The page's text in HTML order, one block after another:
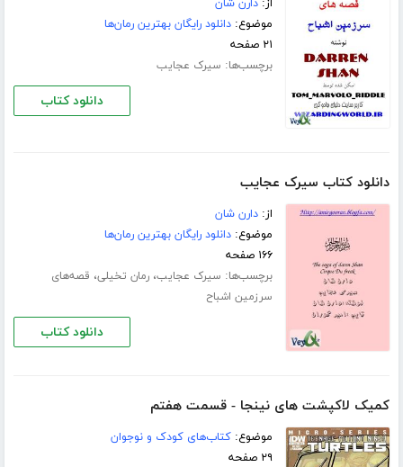
از:دارن شان
موضوع:دانلود رایگان بهترین رمان‌ها
۲۱ صفحه
برچسب‌ها: سیرک عجایب
دانلود کتاب
دانلود کتاب سیرک عجایب
از:دارن شان
موضوع:دانلود رایگان بهترین رمان‌ها
۱۶۶ صفحه
برچسب‌ها: سیرک عجایب،رمان تخیلی، قصه‌های
سرزمین اشباح
دانلود کتاب
کمیک لاکپشت های نینجا - قسمت هفتم
موضوع:کتاب‌های کودک و نوجوان
۲۹ صفحه